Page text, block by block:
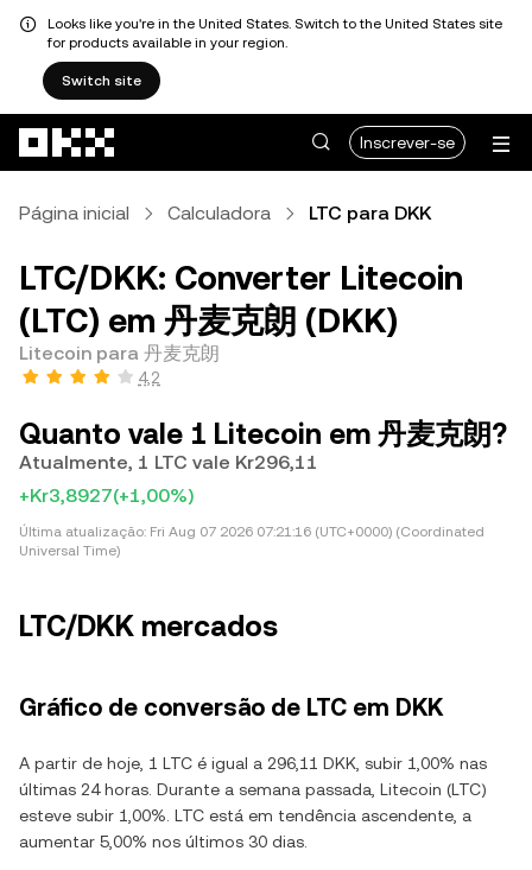
Looks like you're in the United States. Switch to the United States site
for products available in your region.
Switch site
Inscrever-se
Página inicial Calculadora LTC para DKK
LTC/DKK: Converter Litecoin
(LTC) em 丹麦克朗 (DKK)
Litecoin para 丹麦克朗
4,2
Quanto vale 1 Litecoin em 丹麦克朗?
Atualmente, 1 LTC vale Kr296,11
+Kr3,8927(+1,00%)
Última atualização: Fri Aug 07 2026 07:21:16 (UTC+0000) (Coordinated
Universal Time)
LTC/DKK mercados
Gráfico de conversão de LTC em DKK
A partir de hoje, 1 LTC é igual a 296,11 DKK, subir 1,00% nas
últimas 24 horas. Durante a semana passada, Litecoin (LTC)
esteve subir 1,00%. LTC está em tendência ascendente, a
aumentar 5,00% nos últimos 30 dias.